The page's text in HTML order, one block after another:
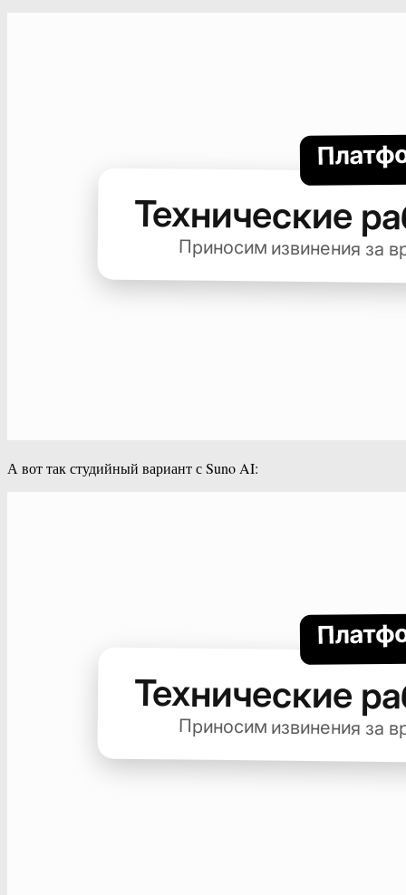
А вот так студийный вариант с Suno AI: